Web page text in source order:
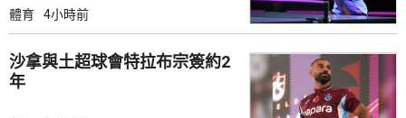
體育 4小時前
沙拿與土超球會特拉布宗簽約2
年